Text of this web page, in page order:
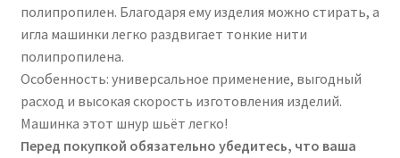
полипропилен. Благодаря ему изделия можно стирать, а
игла машинки легко раздвигает тонкие нити
полипропилена.
Особенность: универсальное применение, выгодный
расход и высокая скорость изготовления изделий.
Машинка этот шнур шьёт легко!
Перед покупкой обязательно убедитесь, что ваша